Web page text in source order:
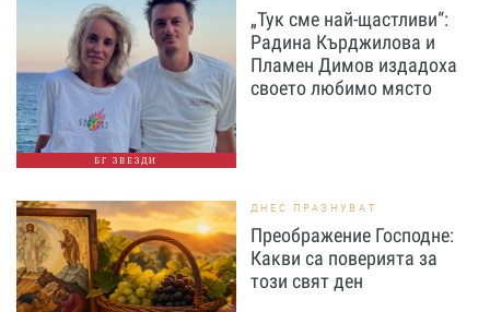
БГ ЗВЕЗДИ
„Тук сме най-щастливи“:
Радина Кърджилова и
Пламен Димов издадоха
своето любимо място
ДНЕС ПРАЗНУВАТ
Преображение Господне:
Какви са поверията за
този свят ден